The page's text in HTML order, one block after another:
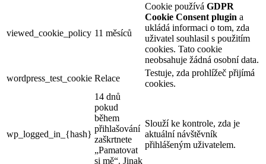
viewed_cookie_policy 11 měsíců
Cookie používá GDPR
Cookie Consent plugin a
ukládá informaci o tom, zda
uživatel souhlasil s použitím
cookies. Tato cookie
neobsahuje žádná osobní data.
wordpress_test_cookie Relace
Testuje, zda prohlížeč přijímá
cookies.
wp_logged_in_{hash}
14 dnů
pokud
během
přihlašování
zaškrtnete
„Pamatovat
si mě“. Jinak
Slouží ke kontrole, zda je
aktuální návštěvník
přihlášeným uživatelem.